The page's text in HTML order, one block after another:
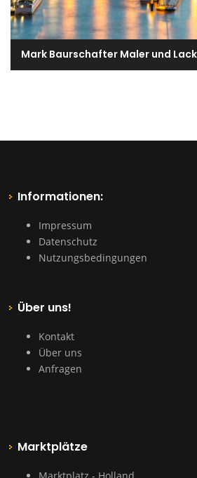
Mark Baurschafter Maler und
Informationen:
Impressum
Datenschutz
Nutzungsbedingungen
Über uns!
Kontakt
Über uns
Anfragen
Marktplätze